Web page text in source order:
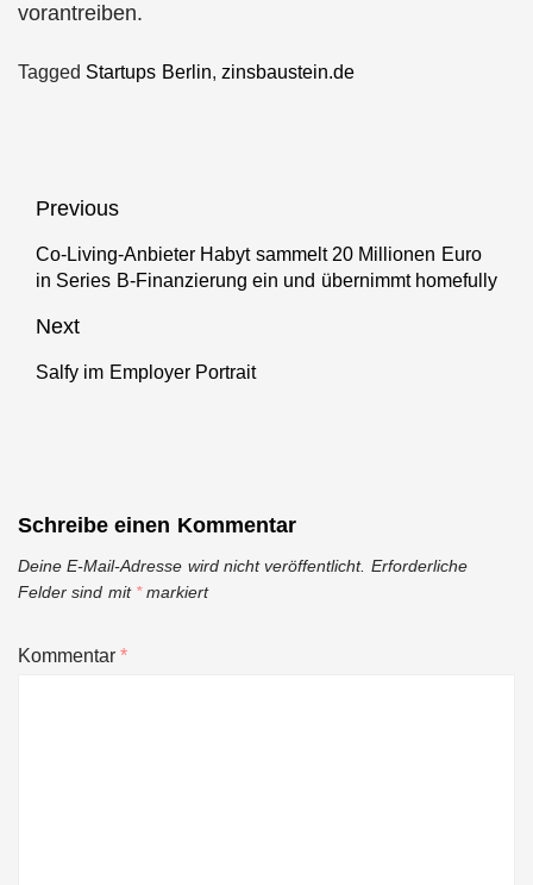
vorantreiben.
Tagged Startups Berlin, zinsbaustein.de
Beitragsnavigation
Previous
Previous
post:
Co-Living-Anbieter Habyt sammelt 20 Millionen Euro
in Series B-Finanzierung ein und übernimmt homefully
Next
Next
Salfy im Employer Portrait
Schreibe einen Kommentar
Deine E-Mail-Adresse wird nicht veröffentlicht. Erforderliche
Felder sind mit *markiert
Kommentar*